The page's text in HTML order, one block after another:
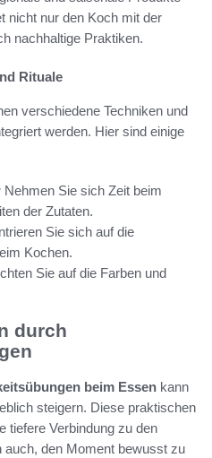
nicht nur den Koch mit der
nachhaltige Praktiken.
Rituale
verschiedene Techniken und
werden. Hier sind einige
Nehmen Sie sich Zeit beim
der Zutaten.
Sie sich auf die
Kochen.
Sie auf die Farben und
durch
beim Essen kann
steigern. Diese praktischen
tiefere Verbindung zu den
auch, den Moment bewusst zu